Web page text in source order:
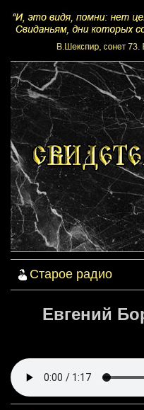
Старое радио
Евгений